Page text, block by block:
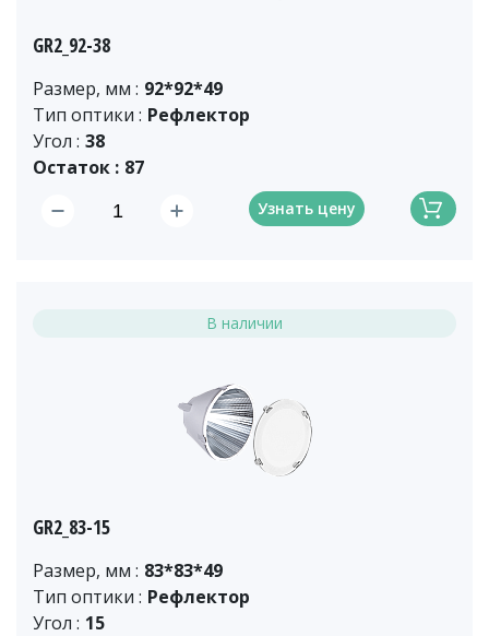
GR2_92-38
Размер, мм : 92*92*49
Тип оптики : Рефлектор
Угол : 38
Остаток : 87
Узнать цену
В наличии
GR2_83-15
Размер, мм : 83*83*49
Тип оптики : Рефлектор
Угол : 15